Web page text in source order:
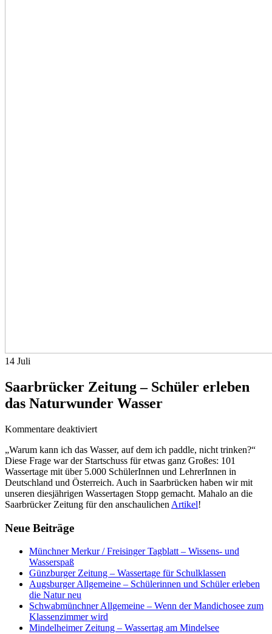
14 Juli
Saarbrücker Zeitung – Schüler erleben
das Naturwunder Wasser
Kommentare deaktiviertfür
Zeitung
–
Schüler
erleben
das
Naturwunder
„Warum kann ich das Wasser, auf dem ich paddle, nicht trinken?“
Diese Frage war der Startschuss für etwas ganz Großes: 101
Wassertage mit über 5.000 SchülerInnen und LehrerInnen in
Deutschland und Österreich. Auch in Saarbrücken haben wir mit
unseren diesjährigen Wassertagen Stopp gemacht. Mahalo an die
Saarbrücker Zeitung für den anschaulichen Artikel!
Neue Beiträge
Münchner Merkur / Freisinger Tagblatt – Wissens- und
Wasserspaß
Günzburger Zeitung – Wassertage für Schulklassen
Augsburger Allgemeine – Schülerinnen und Schüler erleben
die Natur neu
Schwabmünchner Allgemeine – Wenn der Mandichosee zum
Klassenzimmer wird
Mindelheimer Zeitung – Wassertag am Mindelsee